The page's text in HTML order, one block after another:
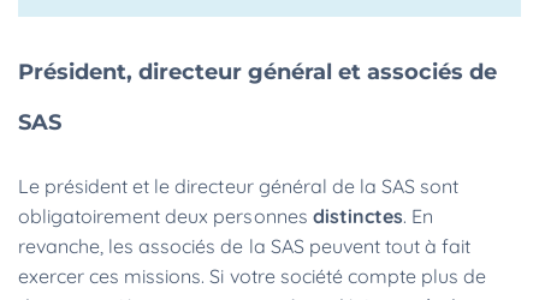
Président, directeur général et associés de
SAS
Le président et le directeur général de la SAS sont
obligatoirement deux personnes distinctes. En
revanche, les associés de la SAS peuvent tout à fait
exercer ces missions. Si votre société compte plus de